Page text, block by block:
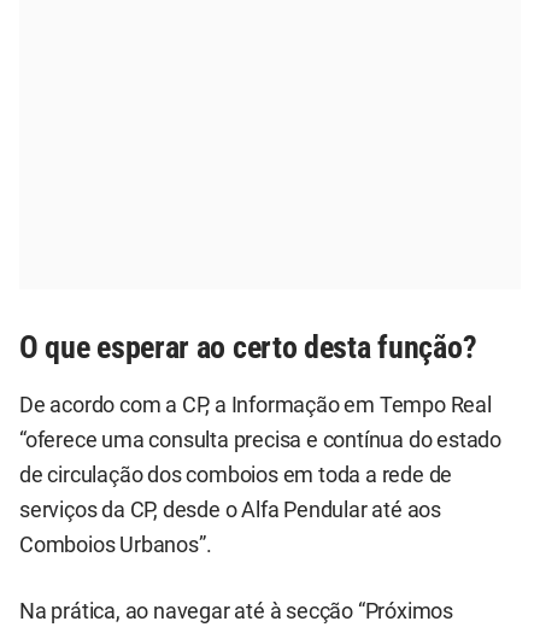
O que esperar ao certo desta função?
De acordo com a CP, a Informação em Tempo Real
“oferece uma consulta precisa e contínua do estado
de circulação dos comboios em toda a rede de
serviços da CP, desde o Alfa Pendular até aos
Comboios Urbanos”.
Na prática, ao navegar até à secção “Próximos